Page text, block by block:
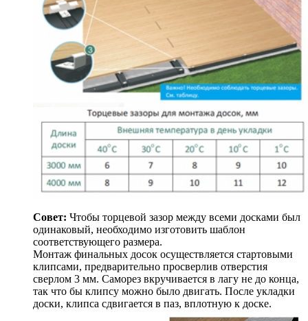
Совет: Чтобы торцевой зазор между всеми досками был
одинаковый, необходимо изготовить шаблон
соответствующего размера.
Монтаж финальных досок осуществляется стартовыми
клипсами, предварительно просверлив отверстия
сверлом 3 мм. Саморез вкручивается в лагу не до конца,
так что бы клипсу можно было двигать. После укладки
доски, клипса сдвигается в паз, вплотную к доске.